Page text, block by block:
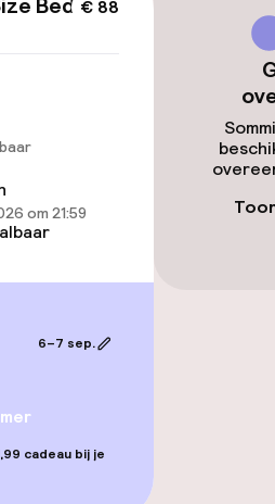
€ 88
om 21:59
6–7 sep.
cadeau bij je